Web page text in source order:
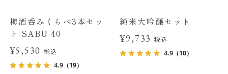
梅酒呑みくらべ3本セッ
ト SABU-40
¥5,530税込
4.9（19）
純米大吟醸セット
¥9,733 税込
4.9 （10）